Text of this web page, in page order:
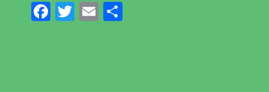
Facebook
Twitter
Email